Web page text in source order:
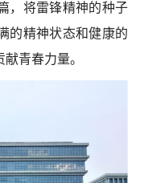
， 将雷锋精神的种子
的精神状态和健康的
献青春力量。